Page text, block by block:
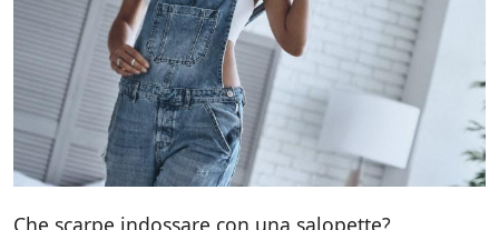
Che scarpe indossare con una salopette?